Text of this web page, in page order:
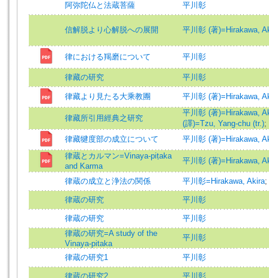
阿弥陀仏と法蔵菩薩 平川彰
信解脱より心解脱への展開 平川彰 (著)=Hirakawa,
律における羯磨について 平川彰
律藏の研究 平川彰
律藏より見たる大乘教團 平川彰 (著)=Hirakawa,
律藏所引用經典之研究
平川彰 (著)=Hirakawa,
(譯)=Tzu, Yang-chu (tr.);
律藏犍度部の成立について
平川彰 (著)=Hirakawa,
律蔵とカルマン=Vinaya-piṭaka
and Karma
平川彰 (著)=Hirakawa,
律蔵の成立と浄法の関係 平川彰=Hirakawa, Akira;
律蔵の研究 平川彰
律蔵の研究
平川彰
律蔵の研究=A study of the
Vinaya-pitaka
平川彰
律蔵の研究1 平川彰
律蔵の研究2 平川彰